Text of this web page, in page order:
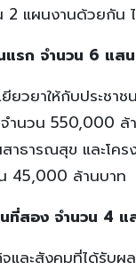
2 แผนงานด้วยกัน
แรก จำนวน 6 แส
ยียวยาให้กับประชา
ำนวน 550,000 ล้
าธารณสุข และโคร
45,000 ล้านบาท
ที่สอง จำนวน 4 แ
ละสังคมที่ได้รับผล